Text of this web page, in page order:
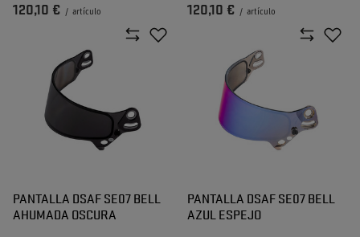
120,10 € / artículo 120,10 € / artículo
PANTALLA DSAF SE07 BELL
AHUMADA OSCURA
PANTALLA DSAF SE07 BELL
AZUL ESPEJO